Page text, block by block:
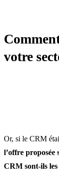
votre
Or, si le CRM
l’offre proposée
CRM sont-ils les